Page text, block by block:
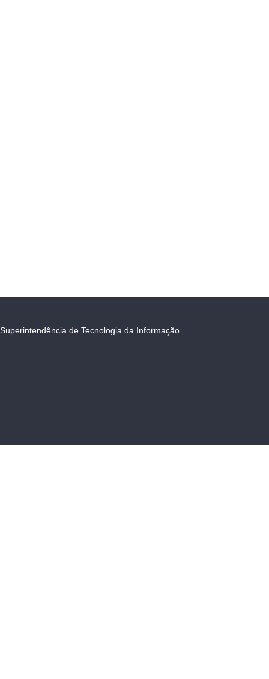
Superintendência de Tecnologia da Informação